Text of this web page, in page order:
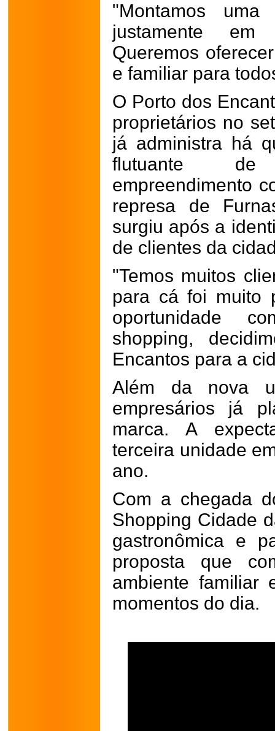
"Montamos
justamente
Queremos
e familiar para
O Porto dos
proprietários no
já administra há
flutuante de
empreendimento
represa de
surgiu após a
de clientes da
"Temos muitos
para cá foi muito
oportunidade
shopping,
Encantos para a
Além da nova
empresários já
marca. A
terceira unidade
ano.
Com a chegada
Shopping Cidade
gastronômica e
proposta que
ambiente familiar
momentos do dia.